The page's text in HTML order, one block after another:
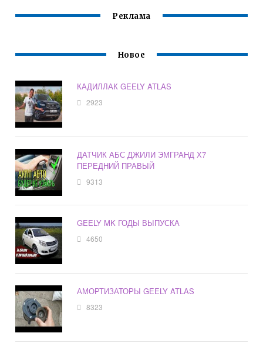
Реклама
Новое
КАДИЛЛАК GEELY ATLAS
2923
ДАТЧИК АБС ДЖИЛИ ЭМГРАНД Х7
ПЕРЕДНИЙ ПРАВЫЙ
9313
GEELY MK ГОДЫ ВЫПУСКА
4650
АМОРТИЗАТОРЫ GEELY ATLAS
8323